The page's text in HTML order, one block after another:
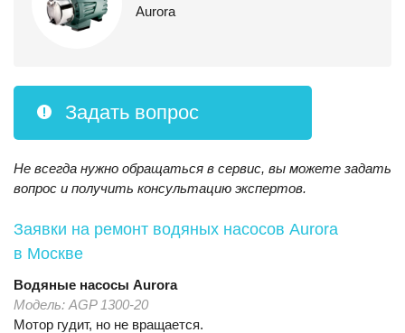
Aurora
Задать вопрос
Не всегда нужно обращаться в сервис, вы можете задать
вопрос и получить консультацию экспертов.
Заявки на ремонт водяных насосов Aurora
в Москве
Водяные насосы Aurora
Модель: AGP 1300-20
Мотор гудит, но не вращается.